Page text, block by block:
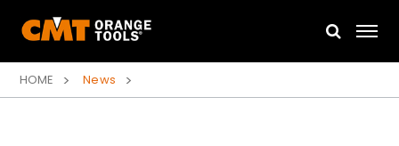
HOME News